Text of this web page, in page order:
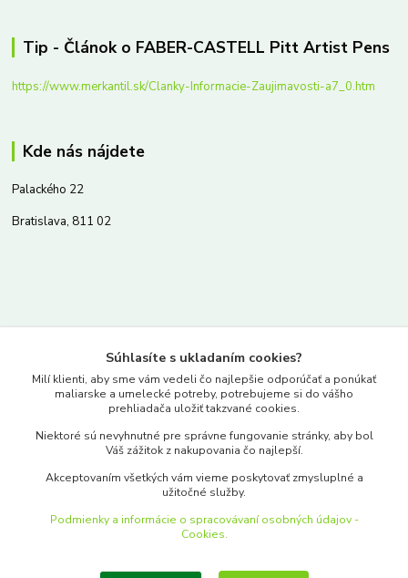
Tip - Článok o FABER-CASTELL Pitt Artist Pens
https://www.merkantil.sk/Clanky-Informacie-Zaujimavosti-a7_0.htm
Kde nás nájdete
Palackého 22
Bratislava, 811 02
www.merkantil.sk
Pondelok-Piatok: 9.00-17.00hod.
objednavky@merkantil-obchod.sk
Súhlasíte s ukladaním cookies?
Milí klienti, aby sme vám vedeli čo najlepšie odporúčať a ponúkať
maliarske a umelecké potreby, potrebujeme si do vášho
prehliadača uložiť takzvané cookies.
Niektoré sú nevyhnutné pre správne fungovanie stránky, aby bol
Váš zážitok z nakupovania čo najlepší.
Akceptovaním všetkých vám vieme poskytovať zmysluplné a
užitočné služby.
Podmienky a informácie o spracovávaní osobných údajov -
Cookies.